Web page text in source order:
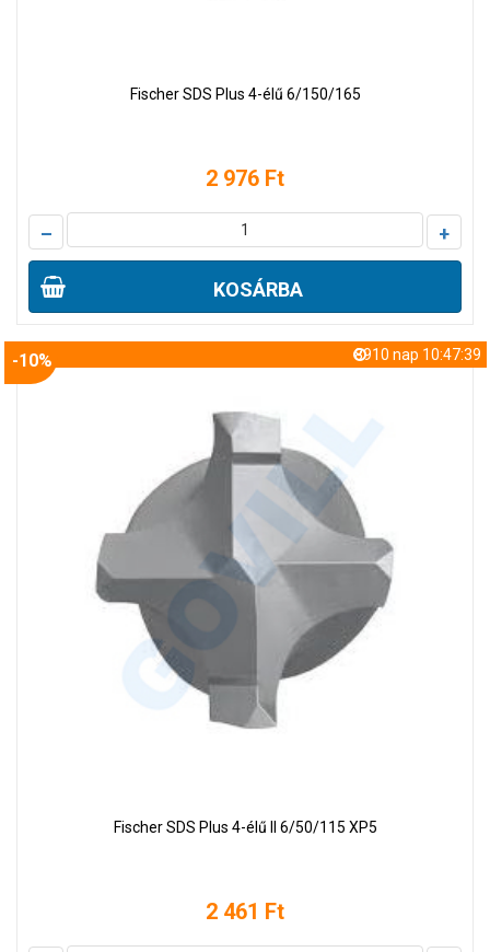
Fischer SDS Plus 4-élű 6/150/165
2 976 Ft
– +
KOSÁRBA
-10% 8910 nap 10:47:38
Fischer SDS Plus 4-élű II 6/50/115 XP5
2 461 Ft